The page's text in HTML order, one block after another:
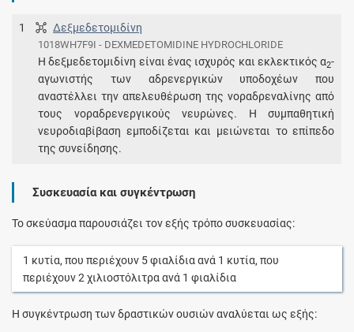
1 Δεξμεδετομιδίνη
1018WH7F9I - DEXMEDETOMIDINE HYDROCHLORIDE
Η δεξμεδετομιδίνη είναι ένας ισχυρός και εκλεκτικός α2-
αγωνιστής των αδρενεργικών υποδοχέων που
αναστέλλει την απελευθέρωση της νοραδρεναλίνης από
τους νοραδρενεργικούς νευρώνες. Η συμπαθητική
νευροδιαβίβαση εμποδίζεται και μειώνεται το επίπεδο
της συνείδησης.
Συσκευασία και συγκέντρωση
Το σκεύασμα παρουσιάζει τον εξής τρόπο συσκευασίας:
1 κυτία, που περιέχουν 5φιαλίδιαανά 1 κυτία, που
περιέχουν2 χιλιοστόλιτραανά 1 φιαλίδια
Η συγκέντρωση των δραστικών ουσιών αναλύεται ως εξής: